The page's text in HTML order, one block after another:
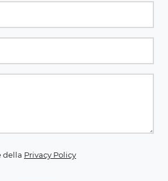
della Privacy Policy